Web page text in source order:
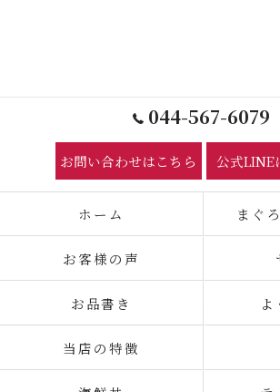
044-567-6079
お問い合わせはこちら 公式LINE
ホーム まぐ
お客様の声
お品書き
当店の特徴